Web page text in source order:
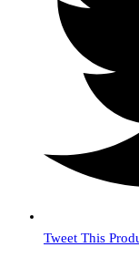
Tweet This